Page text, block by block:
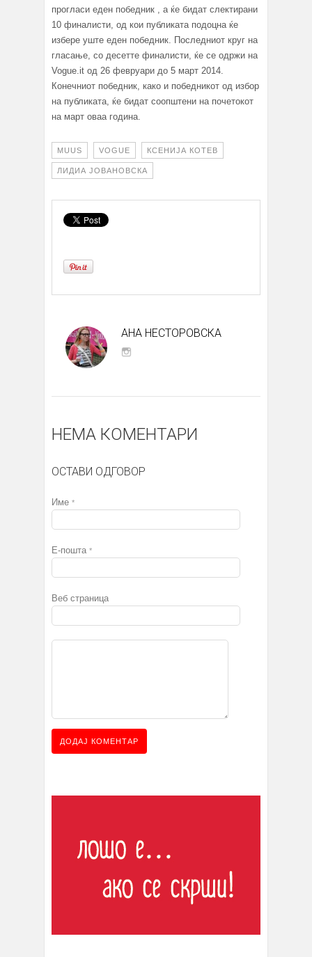
прогласи еден победник , а ќе бидат слектирани
10 финалисти, од кои публиката подоцна ќе
избере уште еден победник. Последниот круг на
гласање, со десетте финалисти, ќе се одржи на
Vogue.it од 26 февруари до 5 март 2014.
Конечниот победник, како и победникот од избор
на публиката, ќе бидат соопштени на почетокот
на март оваа година.
MUUS VOGUE КСЕНИЈА КОТЕВ
ЛИДИА ЈОВАНОВСКА
АНА НЕСТОРОВСКА
НЕМА КОМЕНТАРИ
ОСТАВИ ОДГОВОР
Име *
Е-пошта *
Веб страница